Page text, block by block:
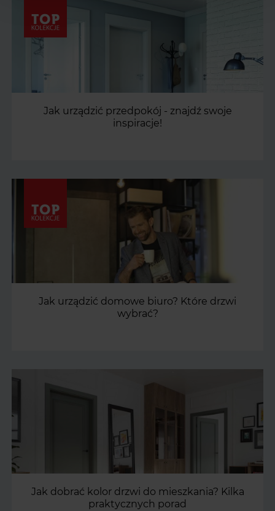
Jak urządzić przedpokój - znajdź swoje
inspiracje!
Jak urządzić domowe biuro? Które drzwi
wybrać?
Jak dobrać kolor drzwi do mieszkania? Kilka
praktycznych porad